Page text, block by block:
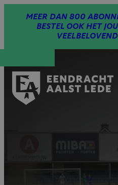
MEER DAN 800
BESTEL OOK HET